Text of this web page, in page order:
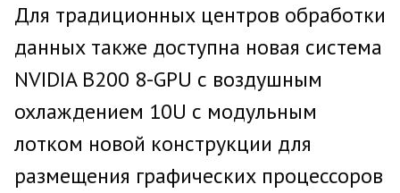
Для традиционных центров обработки
данных также доступна новая система
NVIDIA B200 8-GPU с воздушным
охлаждением 10U с модульным
лотком новой конструкции для
размещения графических процессоров